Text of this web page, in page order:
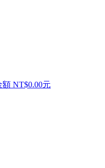
NT$0.00元